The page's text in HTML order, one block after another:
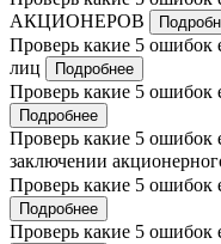
АКЦИОНЕРОВ
Проверь какие 5 ошибок
лиц
Подробнее
Проверь какие 5 ошибок
Подробнее
Проверь какие 5 ошибок
заключении
Проверь какие 5 ошибок
Подробнее
Проверь какие 5 ошибок